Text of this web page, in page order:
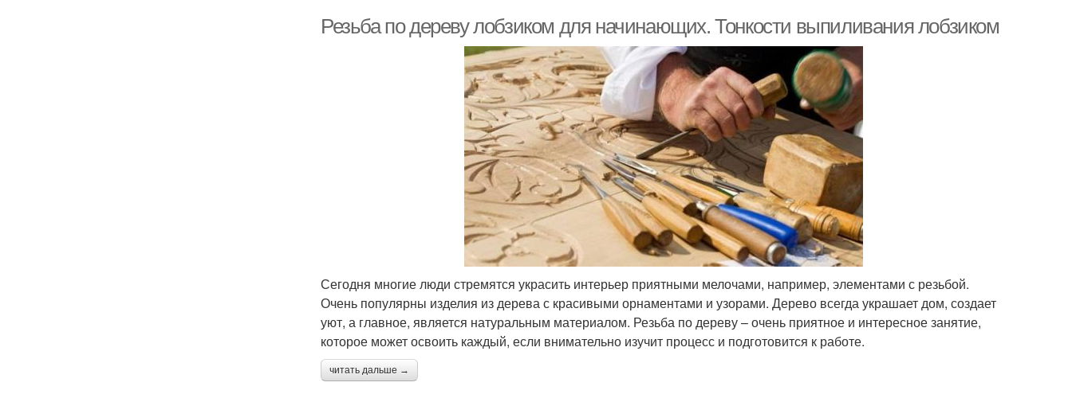
Резьба по дереву лобзиком для начинающих. Тонкости выпиливания лобзиком
Сегодня многие люди стремятся украсить интерьер приятными мелочами, например, элементами с резьбой.
Очень популярны изделия из дерева с красивыми орнаментами и узорами. Дерево всегда украшает дом, создает
уют, а главное, является натуральным материалом. Резьба по дереву – очень приятное и интересное занятие,
которое может освоить каждый, если внимательно изучит процесс и подготовится к работе.
читать дальше →